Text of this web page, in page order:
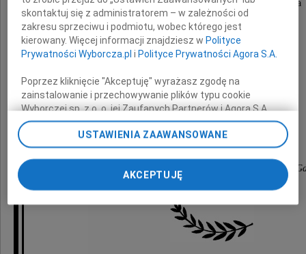
Zapamiętam Go jako Nauczyciela i Naukowca
zawsze służącego radą i pomocą.
wyrazy głębokiego współczucia składa
Ewa Babicz-Zielińska
profesor emerytowany Uniwersytetu Morskiego w
skontaktuj się z administratorem – w zależności od
zakresu sprzeciwu i podmiotu, wobec którego jest
kierowany. Więcej informacji znajdziesz w Polityce
Prywatności Wyborcza.pl i Polityce Prywatności Agora S.A.
Poprzez kliknięcie "Akceptuję" wyrażasz zgodę na
zainstalowanie i przechowywanie plików typu cookie
Wyborczej sp. z o. o. jej Zaufanych Partnerów i Agora S.A.
na Twoim urządzeniu końcowym. Możesz też w każdej
chwili zmienić swoje preferencje dot. plików cookie,
ponownie wywołując narzędzie do zarządzania Twoimi
preferencjami dot. przetwarzania danych poprzez
odnośnik „Ustawienia prywatności” w stopce serwisu i
przechodząc do sekcji „Ustawienia zaawansowane”.
Zmiana ustawień plików cookie możliwa jest także za
My, nasi Zaufani Partnerzy i Agora S.A. możemy
USTAWIENIA ZAAWANSOWANE
AKCEPTUJĘ